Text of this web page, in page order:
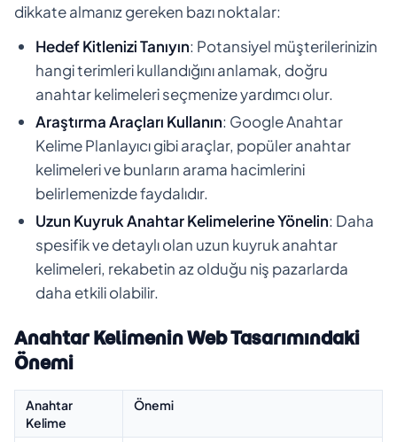
dikkate almanız gereken bazı noktalar:
Hedef Kitlenizi Tanıyın: Potansiyel müşterilerinizin
hangi terimleri kullandığını anlamak, doğru
anahtar kelimeleri seçmenize yardımcı olur.
Araştırma Araçları Kullanın: Google Anahtar
Kelime Planlayıcı gibi araçlar, popüler anahtar
kelimeleri ve bunların arama hacimlerini
belirlemenizde faydalıdır.
Uzun Kuyruk Anahtar Kelimelerine Yönelin: Daha
spesifik ve detaylı olan uzun kuyruk anahtar
kelimeleri, rekabetin az olduğu niş pazarlarda
daha etkili olabilir.
Anahtar Kelimenin Web Tasarımındaki
Önemi
Anahtar
Kelime
Önemi